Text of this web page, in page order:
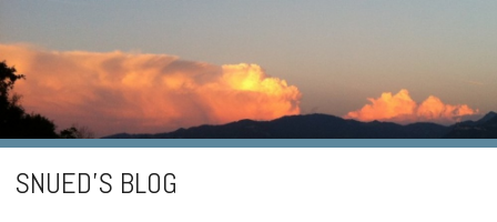
SNUED'S BLOG